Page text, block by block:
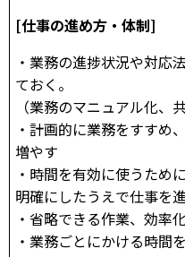
[仕事の進め方・体制]
・業務の進捗状況や対応
ておく。
（業務のマニュアル化、
・計画的に業務をすすめ
増やす
・時間を有効に使うため
明確にしたうえで仕事を
・省略できる作業、効率
・業務ごとにかける時間